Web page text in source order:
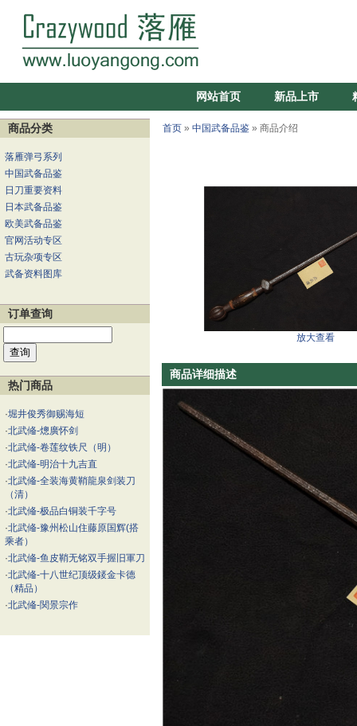
网站首页 新品上市
商品分类
落雁弹弓系列
中国武备品鉴
日刀重要资料
日本武备品鉴
欧美武备品鉴
官网活动专区
古玩杂项专区
武备资料图库
订单查询
热门商品
·堀井俊秀御赐海短
·北武偹-熜廣怀剑
·北武偹-卷莲纹铁尺（明）
·北武偹-明治十九吉直
·北武偹-全装海黄鞘龍泉剑装刀
（清）
·北武偹-极品白铜装千字号
·北武偹-豫州松山住藤原国辉(搭
乘者）
·北武偹-鱼皮鞘无铭双手握旧軍刀
·北武偹-十八世纪顶级錽金卡德
（精品）
·北武偹-関景宗作
首页 » 中国武备品鉴 » 商品介绍
放大查看
商品详细描述